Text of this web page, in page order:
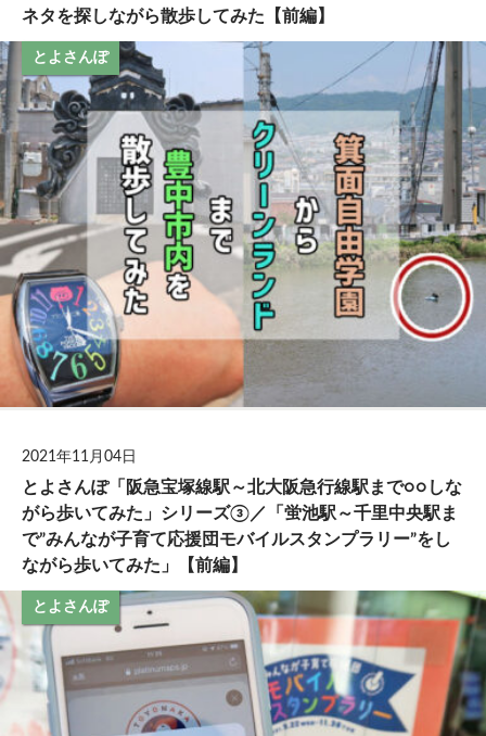
ネタを探しながら散歩してみた【前編】
とよさんぽ
2021年11月04日
とよさんぽ「阪急宝塚線駅～北大阪急行線駅まで○○しな
がら歩いてみた」シリーズ③／「蛍池駅～千里中央駅ま
で”みんなが子育て応援団モバイルスタンプラリー”をし
ながら歩いてみた」【前編】
とよさんぽ